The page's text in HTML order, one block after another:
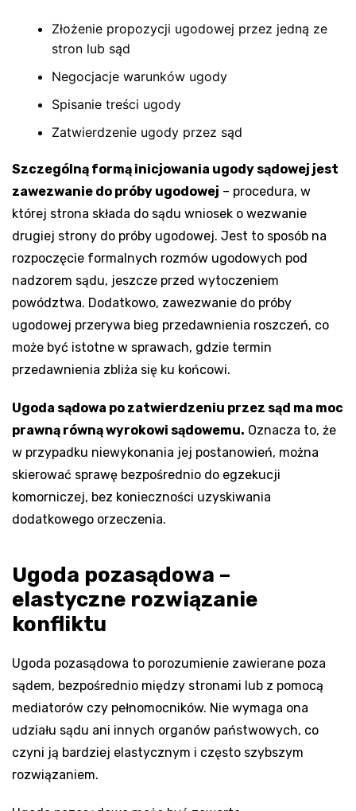
Złożenie propozycji ugodowej przez jedną ze
stron lub sąd
Negocjacje warunków ugody
Spisanie treści ugody
Zatwierdzenie ugody przez sąd
Szczególną formą inicjowania ugody sądowej jest
zawezwanie do próby ugodowej – procedura, w
której strona składa do sądu wniosek o wezwanie
drugiej strony do próby ugodowej. Jest to sposób na
rozpoczęcie formalnych rozmów ugodowych pod
nadzorem sądu, jeszcze przed wytoczeniem
powództwa. Dodatkowo, zawezwanie do próby
ugodowej przerywa bieg przedawnienia roszczeń, co
może być istotne w sprawach, gdzie termin
przedawnienia zbliża się ku końcowi.
Ugoda sądowa po zatwierdzeniu przez sąd ma moc
prawną równą wyrokowi sądowemu. Oznacza to, że
w przypadku niewykonania jej postanowień, można
skierować sprawę bezpośrednio do egzekucji
komorniczej, bez konieczności uzyskiwania
dodatkowego orzeczenia.
Ugoda pozasądowa –
elastyczne rozwiązanie
konfliktu
Ugoda pozasądowa to porozumienie zawierane poza
sądem, bezpośrednio między stronami lub z pomocą
mediatorów czy pełnomocników. Nie wymaga ona
udziału sądu ani innych organów państwowych, co
czyni ją bardziej elastycznym i często szybszym
rozwiązaniem.